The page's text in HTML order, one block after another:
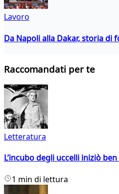
Lavoro
Da Napoli alla Dakar, storia di
Raccomandati per te
Letteratura
L’incubo degli uccelli iniziò
1 min di lettura